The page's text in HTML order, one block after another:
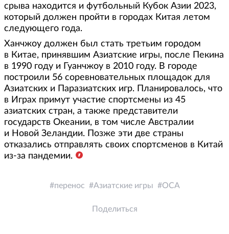
срыва находится и футбольный Кубок Азии 2023,
который должен пройти в городах Китая летом
следующего года.
Ханчжоу должен был стать третьим городом
в Китае, принявшим Азиатские игры, после Пекина
в 1990 году и Гуанчжоу в 2010 году. В городе
построили 56 соревновательных площадок для
Азиатских и Паразиатских игр. Планировалось, что
в Играх примут участие спортсмены из 45
азиатских стран, а также представители
государств Океании, в том числе Австралии
и Новой Зеландии. Позже эти две страны
отказались отправлять своих спортсменов в Китай
из-за пандемии.
перенос Азиатские игры ОСА
Поделиться